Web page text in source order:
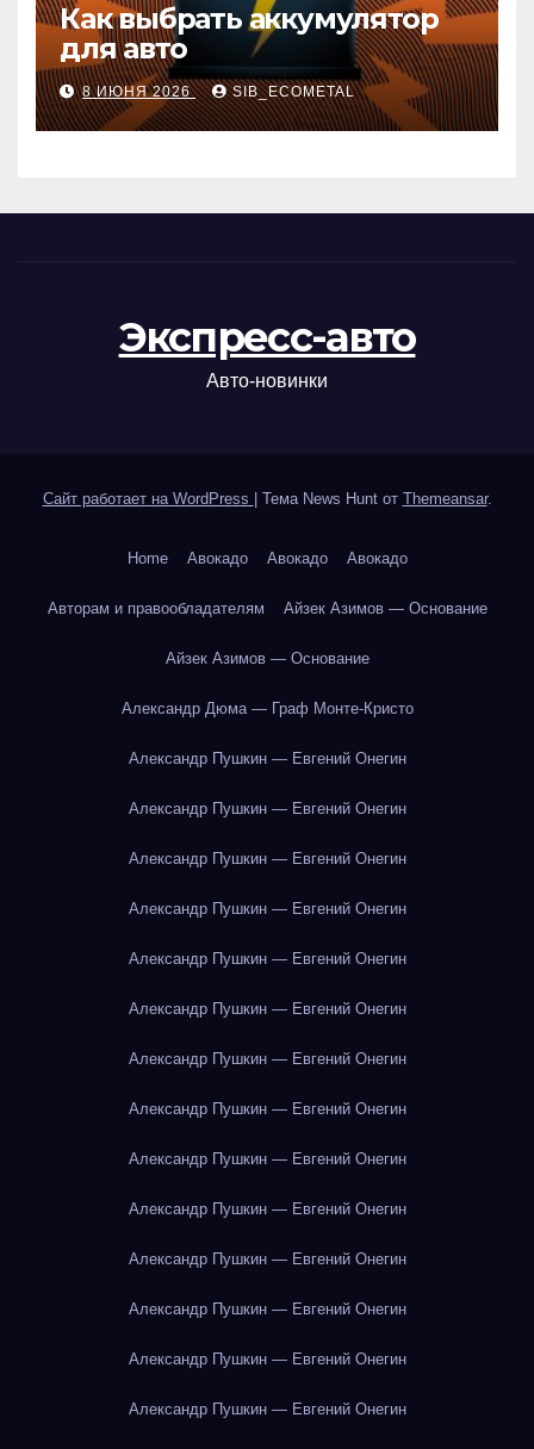
Как выбрать аккумулятор
для авто
8 ИЮНЯ 2026 SIB_ECOMETAL
Экспресс-авто
Авто-новинки
Сайт работает на WordPress Тема News Hunt от Themeansar.
Home Авокадо Авокадо Авокадо
Авторам и правообладателям Айзек Азимов — Основание
Айзек Азимов — Основание
Александр Дюма — Граф Монте-Кристо
Александр Пушкин — Евгений Онегин
Александр Пушкин — Евгений Онегин
Александр Пушкин — Евгений Онегин
Александр Пушкин — Евгений Онегин
Александр Пушкин — Евгений Онегин
Александр Пушкин — Евгений Онегин
Александр Пушкин — Евгений Онегин
Александр Пушкин — Евгений Онегин
Александр Пушкин — Евгений Онегин
Александр Пушкин — Евгений Онегин
Александр Пушкин — Евгений Онегин
Александр Пушкин — Евгений Онегин
Александр Пушкин — Евгений Онегин
Александр Пушкин — Евгений Онегин